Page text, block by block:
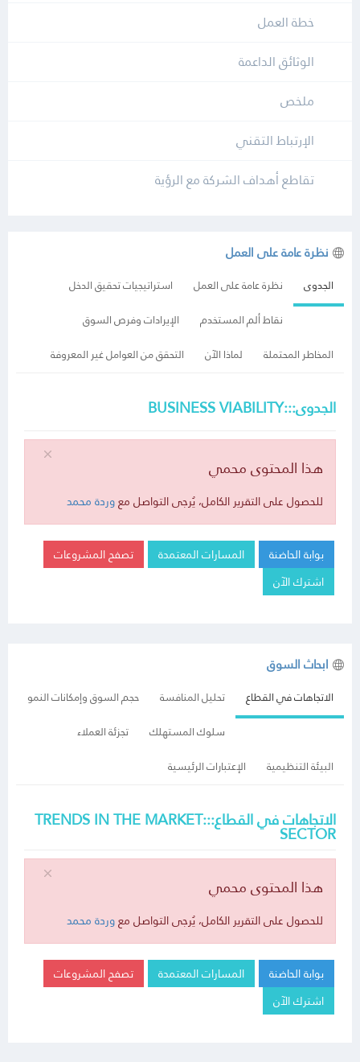
خطة العمل
الوثائق الداعمة
ملخص
الإرتباط التقني
تقاطع أهداف الشركة مع الرؤية
نظرة عامة على العمل
الجدوى نظرة عامة على العمل
استراتيجيات تحقيق الدخل
نقاط ألم المستخدم
الإيرادات وفرص السوق
المخاطر المحتملة
لماذا الآن التحقق من العوامل غير المعروفة
الجدوى:::BUSINESS VIABILITY
هذا المحتوى محمي
للحصول على التقرير الكامل، يُرجى التواصل معوردة محمد
بوابة الحاضنة المسارات المعتمدة
تصفح المشروعات
اشترك الآن
ابحاث السوق
الاتجاهات في القطاع تحليل المنافسة
حجم السوق وإمكانات النمو
سلوك المستهلك
تجزئة العملاء
البيئة التنظيمية
الإعتبارات الرئيسية
الاتجاهات في القطاع:::TRENDS IN THE MARKET
SECTOR
هذا المحتوى محمي
للحصول على التقرير الكامل، يُرجى التواصل معوردة محمد
بوابة الحاضنة المسارات المعتمدة
تصفح المشروعات
اشترك الآن